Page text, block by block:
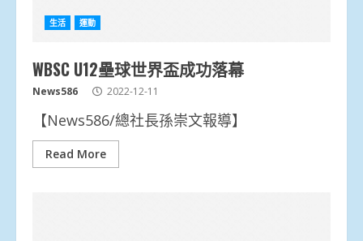
生活 運動
WBSC U12壘球世界盃成功落幕
News586 2022-12-11
【News586/總社長孫崇文報導】
Read More